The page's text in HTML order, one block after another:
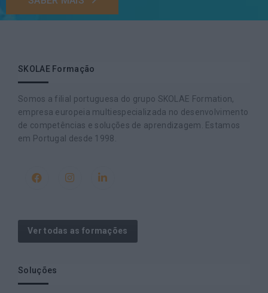
SKOLAE Formação
Somos a filial portuguesa do grupo SKOLAE Formation,
empresa europeia multiespecializada no desenvolvimento
de competências e soluções de aprendizagem. Estamos
em Portugal desde 1998.
Ver todas as formações
Soluções